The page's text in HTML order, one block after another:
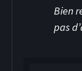
Bien
pas